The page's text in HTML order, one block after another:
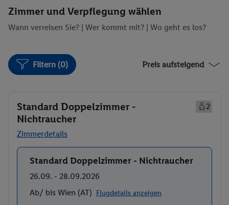
Zimmer und Verpflegung wählen
Wann verreisen Sie? | Wer kommt mit? | Wo geht es los?
Filtern (0) Preis aufsteigend
Standard Doppelzimmer -
Nichtraucher
2
Zimmerdetails
Buchen
Standard Doppelzimmer - Nichtraucher
26.09. - 28.09.2026
Ab/ bis Wien (AT) Flugdetails anzeigen